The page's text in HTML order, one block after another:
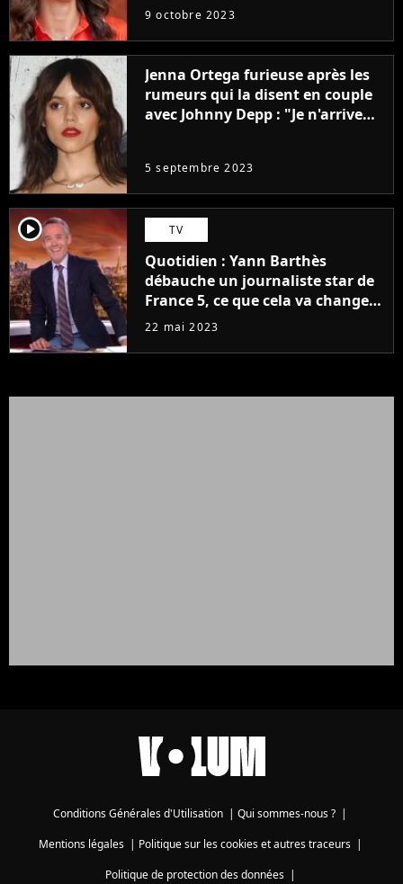
9 octobre 2023
Jenna Ortega furieuse après les
rumeurs qui la disent en couple
avec Johnny Depp : "Je n'arrive
5 septembre 2023
player2 TV
Quotidien : Yann Barthès
débauche un journaliste star de
France 5, ce que cela va changer
à la rentrée
22 mai 2023
Conditions Générales d'Utilisation Qui sommes-nous ?
Mentions légales| Politique sur les cookies et autres traceurs|
Politique de protection des données|